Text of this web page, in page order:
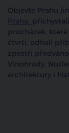
Objevte Prahu
Praha
procházek,
čtvrtí, odhalí
zpestří
Vinohrady,
architektury i